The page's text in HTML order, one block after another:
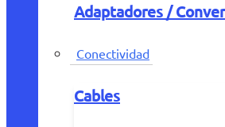
Adaptadores /
Conectividad
Cables